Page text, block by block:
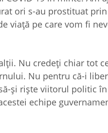
ori s-au prostituat prin
viaţă pe care vom fi
Nu credeţi chiar tot
Nu pentru că-i
şi rişte viitorul politic
echipe